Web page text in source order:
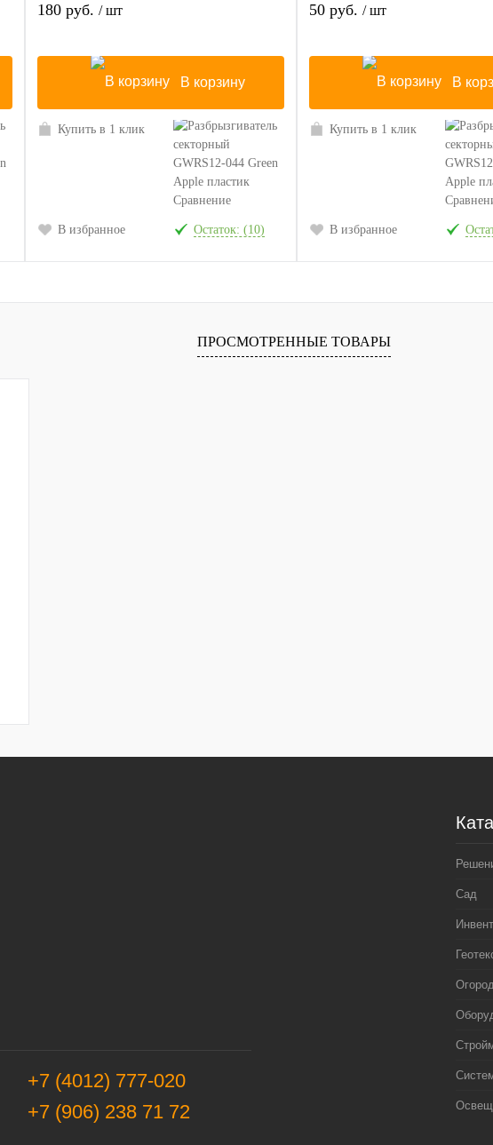
180 руб. / шт
В корзину
Купить в 1 клик
Сравнение
В избранное Остаток: (10)
50 руб. / шт
В
Купить в 1 клик
В избранное
ПРОСМОТРЕННЫЕ ТОВАРЫ
+7 (4012) 777-020
+7 (906) 238 71 72
Сад